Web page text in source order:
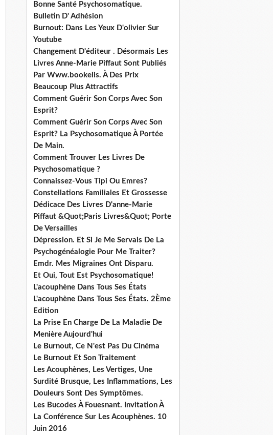
Bonne Santé Psychosomatique.
Bulletin D' Adhésion
Burnout: Dans Les Yeux D'olivier Sur
Youtube
Changement D'éditeur . Désormais Les
Livres Anne-Marie Piffaut Sont Publiés
Par Www.bookelis. À Des Prix
Beaucoup Plus Attractifs
Comment Guérir Son Corps Avec Son
Esprit?
Comment Guérir Son Corps Avec Son
Esprit? La Psychosomatique À Portée
De Main.
Comment Trouver Les Livres De
Psychosomatique ?
Connaissez-Vous Tipi Ou Emres?
Constellations Familiales Et Grossesse
Dédicace Des Livres D'anne-Marie
Piffaut &Quot;Paris Livres&Quot; Porte
De Versailles
Dépression. Et Si Je Me Servais De La
Psychogénéalogie Pour Me Traiter?
Emdr. Mes Migraines Ont Disparu.
Et Oui, Tout Est Psychosomatique!
L'acouphène Dans Tous Ses États
L'acouphène Dans Tous Ses États. 2Ème
Edition
La Prise En Charge De La Maladie De
Menière Aujourd'hui
Le Burnout, Ce N'est Pas Du Cinéma
Le Burnout Et Son Traitement
Les Acouphènes, Les Vertiges, Une
Surdité Brusque, Les Inflammations, Les
Douleurs Sont Des Symptômes.
Les Bucodes À Fouesnant. Invitation À
La Conférence Sur Les Acouphènes. 10
Juin 2016